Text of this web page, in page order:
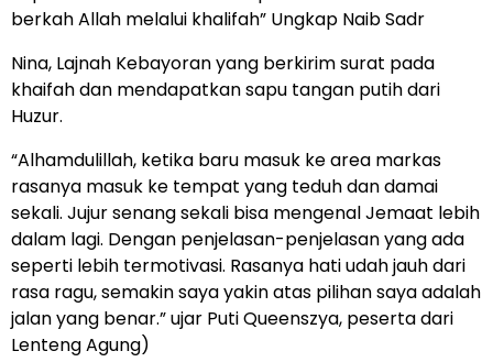
berkah Allah melalui khalifah” Ungkap Naib Sadr
Nina, Lajnah Kebayoran yang berkirim surat pada
khaifah dan mendapatkan sapu tangan putih dari
Huzur.
“Alhamdulillah, ketika baru masuk ke area markas
rasanya masuk ke tempat yang teduh dan damai
sekali. Jujur senang sekali bisa mengenal Jemaat lebih
dalam lagi. Dengan penjelasan-penjelasan yang ada
seperti lebih termotivasi. Rasanya hati udah jauh dari
rasa ragu, semakin saya yakin atas pilihan saya adalah
jalan yang benar.” ujar Puti Queenszya, peserta dari
Lenteng Agung)